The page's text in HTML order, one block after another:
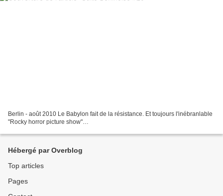
Berlin - août 2010 Le Babylon fait de la résistance. Et toujours l'inébranlable
"Rocky horror picture show"…
Hébergé par Overblog
Top articles
Pages